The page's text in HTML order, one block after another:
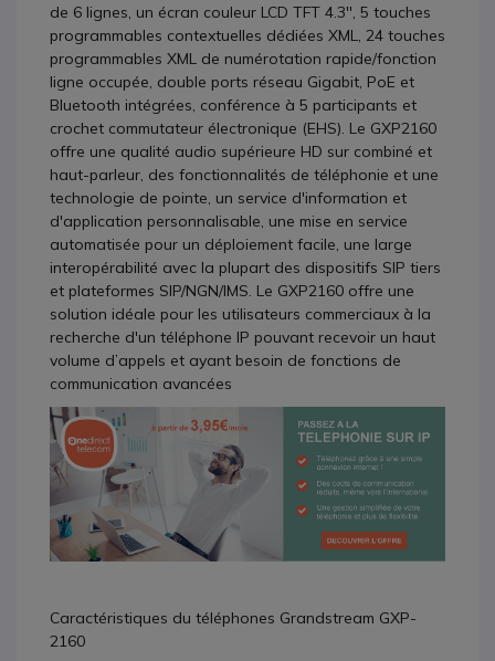
de 6 lignes, un écran couleur LCD TFT 4.3'', 5 touches
programmables contextuelles dédiées XML, 24 touches
programmables XML de numérotation rapide/fonction
ligne occupée, double ports réseau Gigabit, PoE et
Bluetooth intégrées, conférence à 5 participants et
crochet commutateur électronique (EHS). Le GXP2160
offre une qualité audio supérieure HD sur combiné et
haut-parleur, des fonctionnalités de téléphonie et une
technologie de pointe, un service d'information et
d'application personnalisable, une mise en service
automatisée pour un déploiement facile, une large
interopérabilité avec la plupart des dispositifs SIP tiers
et plateformes SIP/NGN/IMS. Le GXP2160 offre une
solution idéale pour les utilisateurs commerciaux à la
recherche d'un téléphone IP pouvant recevoir un haut
volume d’appels et ayant besoin de fonctions de
communication avancées
Caractéristiques du téléphones Grandstream GXP-
2160